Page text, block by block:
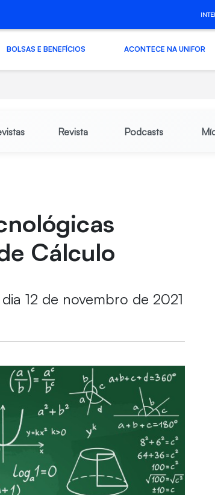
BOLSAS E BENEFÍCIOS ACONTECE NA UNIFOR
Revista Podcasts
Cálculo
12 de novembro de 2021